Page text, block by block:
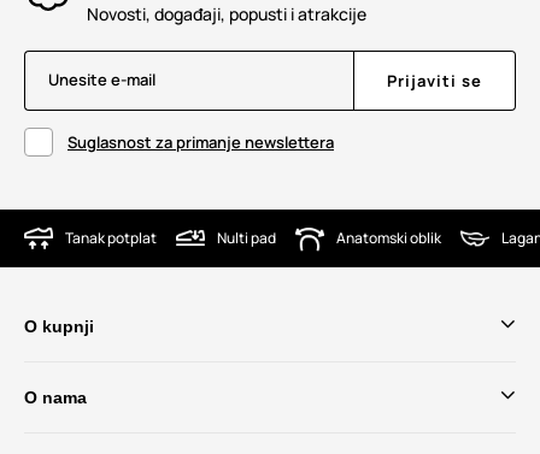
Novosti, događaji, popusti i atrakcije
Unesite e-mail Prijaviti se
Suglasnost za primanje newslettera
Tanak potplat Nulti pad Anatomski oblik
O kupnji
O nama